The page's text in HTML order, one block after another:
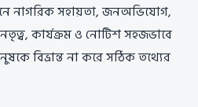
নাগরিক সহায়তা, জনঅভিযোগ,
কার্যক্রম ও নোটিশ সহজভাবে
বিভ্রান্ত না করে সঠিক তথ্যের